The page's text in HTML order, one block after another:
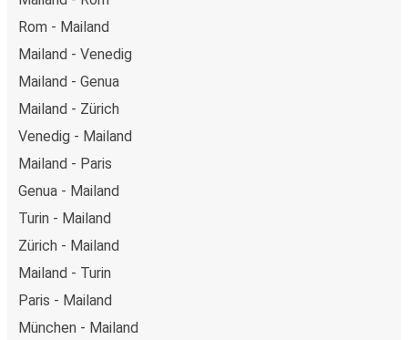
Rom - Mailand
Mailand - Venedig
Mailand - Genua
Mailand - Zürich
Venedig - Mailand
Mailand - Paris
Genua - Mailand
Turin - Mailand
Zürich - Mailand
Mailand - Turin
Paris - Mailand
München - Mailand